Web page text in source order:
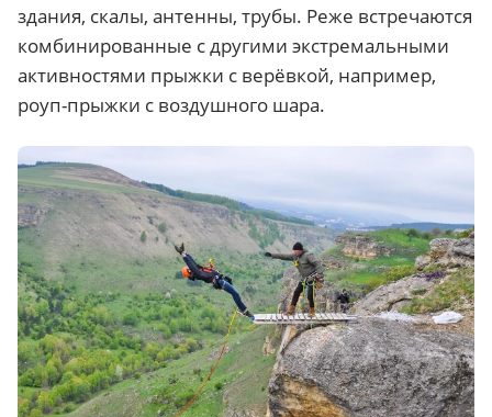
здания, скалы, антенны, трубы. Реже встречаются
комбинированные с другими экстремальными
активностями прыжки с верёвкой, например,
роуп-прыжки с воздушного шара.